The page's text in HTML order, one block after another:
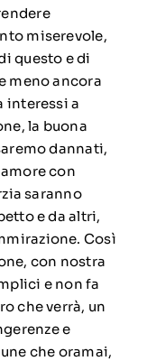
miserevole,
questo e di
meno ancora
interessi a
la buona
dannati,
con
saranno
e da altri,
Così
con nostra
e non fa
che verrà, un
e
che oramai,